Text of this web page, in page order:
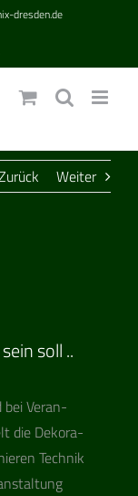
dresden.de
Weiter
soll ..
bei Ver­an­
die Deko­ra­
Tech­nik